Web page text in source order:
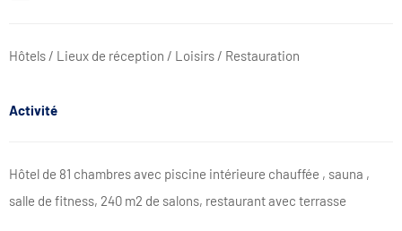
Hôtels / Lieux de réception / Loisirs / Restauration
Activité
Hôtel de 81 chambres avec piscine intérieure chauffée , sauna ,
salle de fitness, 240 m2 de salons, restaurant avec terrasse